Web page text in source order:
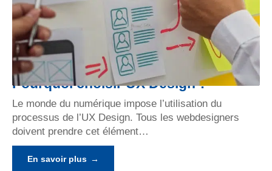
Pourquoi choisir UX Design ?
Le monde du numérique impose l’utilisation du
processus de l’UX Design. Tous les webdesigners
doivent prendre cet élément…
En savoir plus